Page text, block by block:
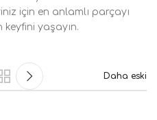
için en anlamlı parçayı
keyfini yaşayın.
Daha eski